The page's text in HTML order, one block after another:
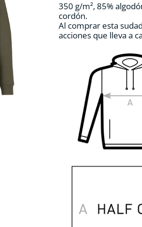
350 g/m², 85%
cordón.
Al comprar esta
acciones que lleva a